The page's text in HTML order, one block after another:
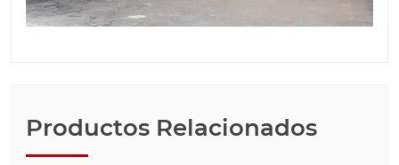
Productos Relacionados